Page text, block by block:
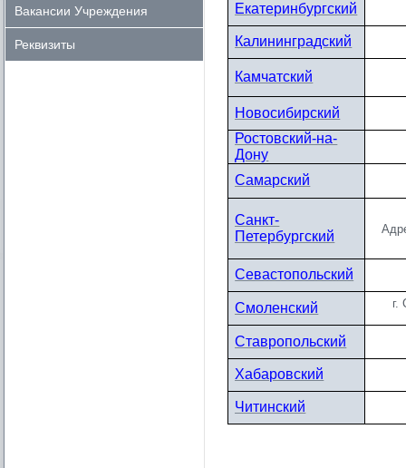
Вакансии Учреждения
Реквизиты
Екатеринбургский
Калининградский
Камчатский
Новосибирский
Ростовский-на-
Дону
Самарский
Санкт-
Петербургский
Севастопольский
Смоленский г.
Ставропольский
Хабаровский
Читинский